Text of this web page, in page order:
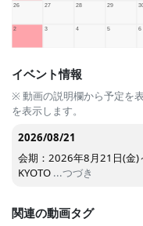
イベント情報
※ 動画の説明欄から予定を
を表示します。
2026/08/21
会期：2026年8月21日(金)
KYOTO ...つづき
関連の動画タグ